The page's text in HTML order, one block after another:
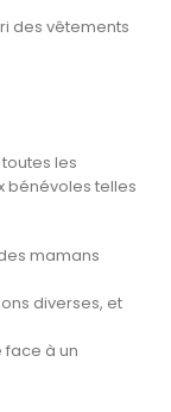
des vêtements
les
bénévoles telles
mamans
diverses, et
face à un